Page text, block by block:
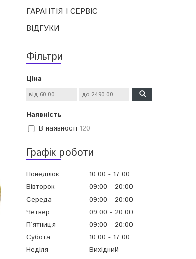
ГАРАНТІЯ І СЕРВІС
ВІДГУКИ
Фільтри
Ціна
Наявність
В наявності 120
Графік роботи
Понеділок 10:00
17:00
Вівторок
09:00
20:00
Середа
09:00
20:00
Четвер
09:00
20:00
Пʼятниця
09:00
20:00
Субота
10:00
17:00
Неділя
Вихідний